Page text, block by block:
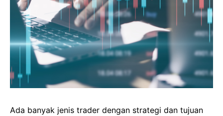
Ada banyak jenis trader dengan strategi dan tujuan